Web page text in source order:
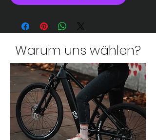
Warum uns wählen?